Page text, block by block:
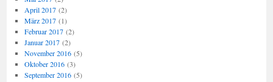
April 2017(2)
März 2017(1)
Februar 2017(2)
Januar 2017(2)
November 2016(5)
Oktober 2016(3)
September 2016(5)